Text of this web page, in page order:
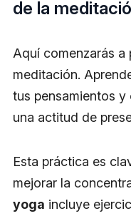
de la
Aquí comenzarás
meditación.
tus pensamientos
una actitud de
Esta práctica es
mejorar la
yoga incluye